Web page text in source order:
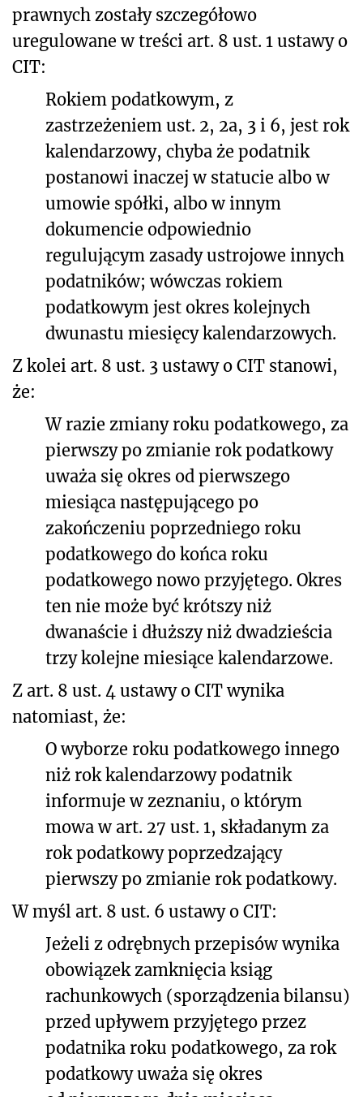
prawnych zostały szczegółowo
uregulowane w treści art. 8 ust. 1 ustawy o
CIT:
Rokiem podatkowym, z
zastrzeżeniem ust. 2, 2a, 3 i 6, jest rok
kalendarzowy, chyba że podatnik
postanowi inaczej w statucie albo w
umowie spółki, albo w innym
dokumencie odpowiednio
regulującym zasady ustrojowe innych
podatników; wówczas rokiem
podatkowym jest okres kolejnych
dwunastu miesięcy kalendarzowych.
Z kolei art. 8 ust. 3 ustawy o CIT stanowi,
że:
W razie zmiany roku podatkowego, za
pierwszy po zmianie rok podatkowy
uważa się okres od pierwszego
miesiąca następującego po
zakończeniu poprzedniego roku
podatkowego do końca roku
podatkowego nowo przyjętego. Okres
ten nie może być krótszy niż
dwanaście i dłuższy niż dwadzieścia
trzy kolejne miesiące kalendarzowe.
Z art. 8 ust. 4 ustawy o CIT wynika
natomiast, że:
O wyborze roku podatkowego innego
niż rok kalendarzowy podatnik
informuje w zeznaniu, o którym
mowa w art. 27 ust. 1, składanym za
rok podatkowy poprzedzający
pierwszy po zmianie rok podatkowy.
W myśl art. 8 ust. 6 ustawy o CIT:
Jeżeli z odrębnych przepisów wynika
obowiązek zamknięcia ksiąg
rachunkowych (sporządzenia bilansu)
przed upływem przyjętego przez
podatnika roku podatkowego, za rok
podatkowy uważa się okres